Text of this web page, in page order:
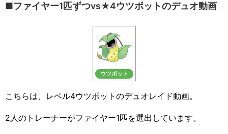
■ファイヤー1匹ずつvs★4ウツボットのデュオ動画
ウツボット
こちらは、レベル4ウツボットのデュオレイド動画。
2人のトレーナーがファイヤー1匹を選出しています。